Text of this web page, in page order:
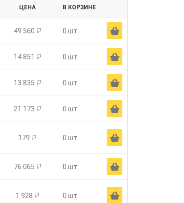
ЦЕНА В КОРЗИНЕ
49 560 ₽ 0 шт. Ä
14 851 ₽ 0 шт. Ä
13 835 ₽ 0 шт. Ä
21 173 ₽ 0 шт. Ä
179 ₽ 0 шт. Ä
76 065 ₽ 0 шт. Ä
1 928 ₽ 0 шт. Ä